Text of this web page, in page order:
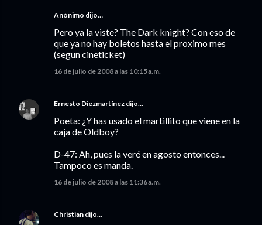
Anónimo dijo…
Pero ya la viste? The Dark knight? Con eso de
que ya no hay boletos hasta el proximo mes
(segun cineticket)
16 de julio de 2008 a las 10:15 a.m.
Ernesto Diezmartínez dijo…
Poeta: ¿Y has usado el martillito que viene en la
caja de Oldboy?
D-47: Ah, pues la veré en agosto entonces...
Tampoco es manda.
16 de julio de 2008 a las 11:36 a.m.
Christian dijo…